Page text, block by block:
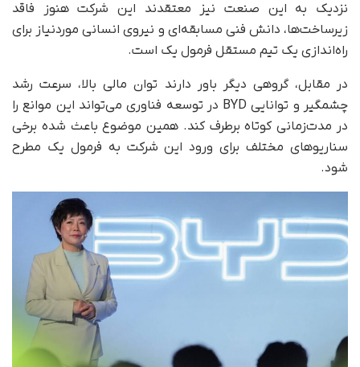
نزدیک به این صنعت نیز معتقدند این شرکت هنوز فاقد
زیرساخت‌ها، دانش فنی مسابقه‌ای و نیروی انسانی موردنیاز برای
راه‌اندازی یک تیم مستقل فرمول یک است.
در مقابل، گروهی دیگر باور دارند توان مالی بالا، سرعت رشد
چشمگیر و توانایی BYD در توسعه فناوری می‌تواند این موانع را
در مدت‌زمانی کوتاه برطرف کند. همین موضوع باعث شده برخی
سناریوهای مختلف برای ورود این شرکت به فرمول یک مطرح
شود.